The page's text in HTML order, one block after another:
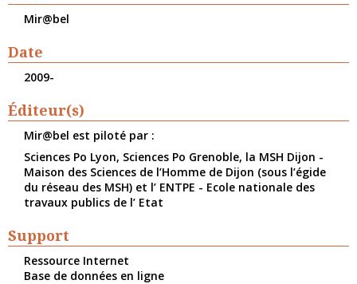
Mir@bel
Date
2009-
Éditeur(s)
Mir@bel est piloté par :
Sciences Po Lyon, Sciences Po Grenoble, la MSH Dijon -
Maison des Sciences de l’Homme de Dijon (sous l’égide
du réseau des MSH) et l’ ENTPE - Ecole nationale des
travaux publics de l’ Etat
Support
Ressource Internet
Base de données en ligne